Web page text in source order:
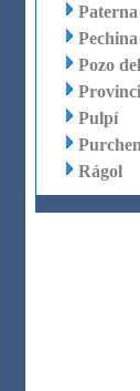
Pechina
Pozo
Pulpí
Rágol